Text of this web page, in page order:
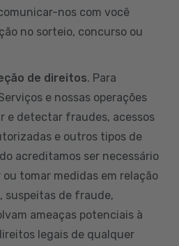
nos com você
no sorteio, concurso ou
de direitos. Para
e nossas operações
e detectar fraudes, acessos
e outros tipos de
acreditamos ser necessário
tomar medidas em relação
suspeitas de fraude,
ameaças potenciais à
legais de qualquer